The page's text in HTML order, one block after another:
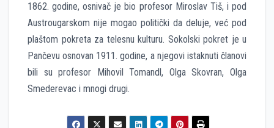
1862. godine, osnivač je bio profesor Miroslav Tiš, i pod
Austrougarskom nije mogao politički da deluje, već pod
plaštom pokreta za telesnu kulturu. Sokolski pokret je u
Pančevu osnovan 1911. godine, a njegovi istaknuti članovi
bili su profesor Mihovil Tomandl, Olga Skovran, Olga
Smederevac i mnogi drugi.